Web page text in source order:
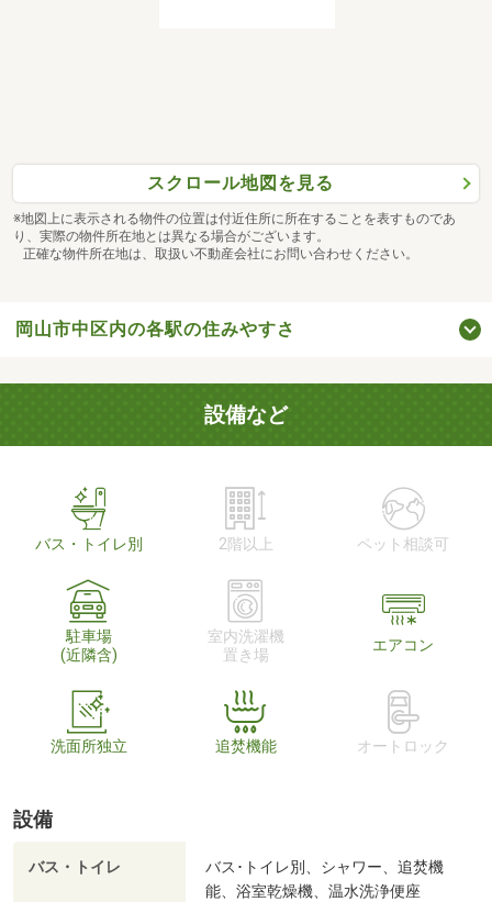
スクロール地図を見る
※地図上に表示される物件の位置は付近住所に所在することを表すものであ
り、実際の物件所在地とは異なる場合がございます。
正確な物件所在地は、取扱い不動産会社にお問い合わせください。
岡山市中区内の各駅の住みやすさ
設備など
バス・トイレ別 2階以上 ペット相談可
駐車場
(近隣含)
室内洗濯機
置き場
エアコン
洗面所独立 追焚機能 オートロック
設備
バス・トイレ
バス･トイレ別、シャワー、追焚機
能、浴室乾燥機、温水洗浄便座